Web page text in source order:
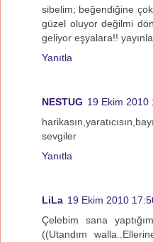
sibelim; beğendiğine
güzel oluyor değilmi
geliyor eşyalara!!
Yanıtla
NESTUG 19 Ekim 2010
sevgiler
Yanıtla
LiLa 19 Ekim 2010
Çelebim sana
((Utandım